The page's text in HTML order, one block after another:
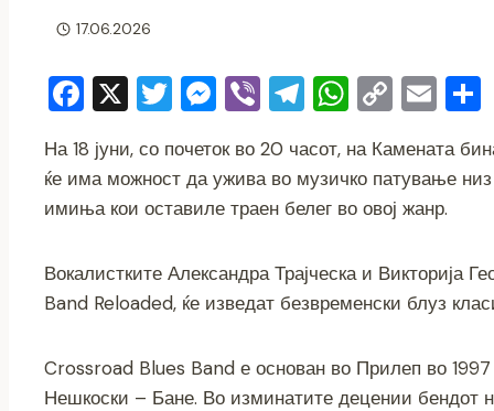
17.06.2026
F
c
e
o
o
X T
tt
er
M
ss
e
g
er
Vi
er
T
e
gr
m
W
at
s
p
p
C
p
y
Li
n
k
E
ai
l
На 18 јуни, со почеток во 20 часот, на Камената
ќе има можност да ужива во музичко патување низ
имиња кои оставиле траен белег во овој жанр.
Вокалистките Александра Трајческа и Викторија
Band Reloaded, ќе изведат безвременски блуз
Crossroad Blues Band е основан во Прилеп во
Нешкоски – Бане. Во изминатите децении бендот